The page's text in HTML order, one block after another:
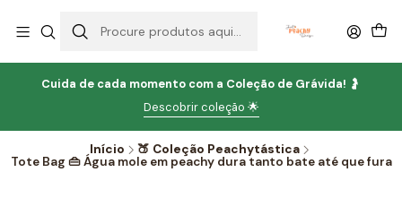
Cuida de cada momento com a Coleção de Grávida! 🤰
Descobrir coleção 🌟
Início
🍑 Coleção Peachytástica
Tote Bag 👜 Água mole em peachy dura tanto bate até que fura